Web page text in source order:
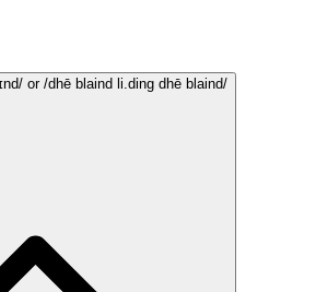
or /dhē blaind li.ding dhē blaind/